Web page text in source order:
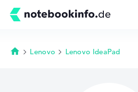
Startseite
Lenovo Lenovo IdeaPad